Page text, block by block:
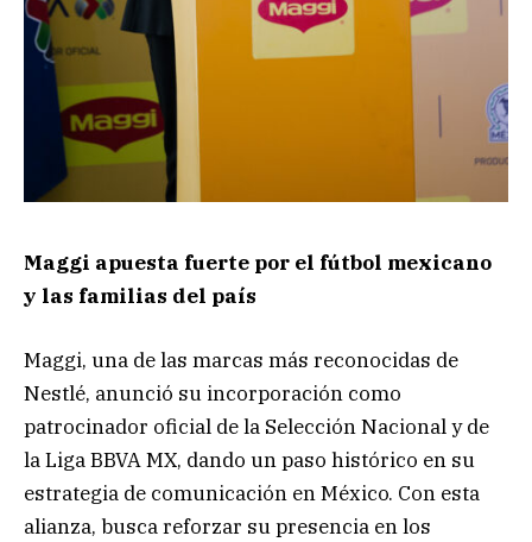
Maggi apuesta fuerte por el fútbol mexicano
y las familias del país
Maggi, una de las marcas más reconocidas de
Nestlé, anunció su incorporación como
patrocinador oficial de la Selección Nacional y de
la Liga BBVA MX, dando un paso histórico en su
estrategia de comunicación en México. Con esta
alianza, busca reforzar su presencia en los